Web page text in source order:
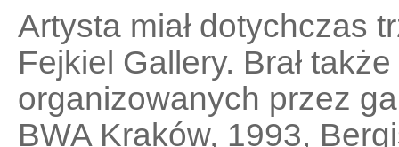
Artysta miał dotychczas
Fejkiel Gallery. Brał
organizowanych przez
BWA Kraków, 1993,